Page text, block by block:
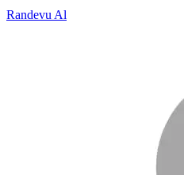
Randevu Al